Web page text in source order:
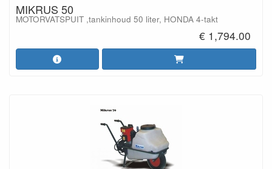
MIKRUS 50
MOTORVATSPUIT ,tankinhoud 50 liter, HONDA 4-takt
€ 1,794.00